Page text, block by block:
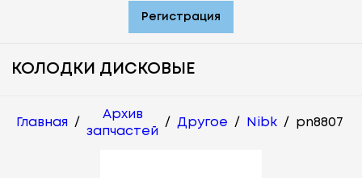
Регистрация
КОЛОДКИ ДИСКОВЫЕ
Главная /
Архив
запчастей
/ Другое / Nibk / pn8807